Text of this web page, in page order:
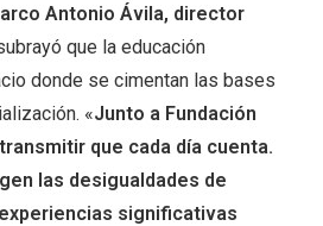
Antonio Ávila, director
que la educación
donde se cimentan las bases
«Junto a Fundación
que cada día cuenta.
las desigualdades de
significativas